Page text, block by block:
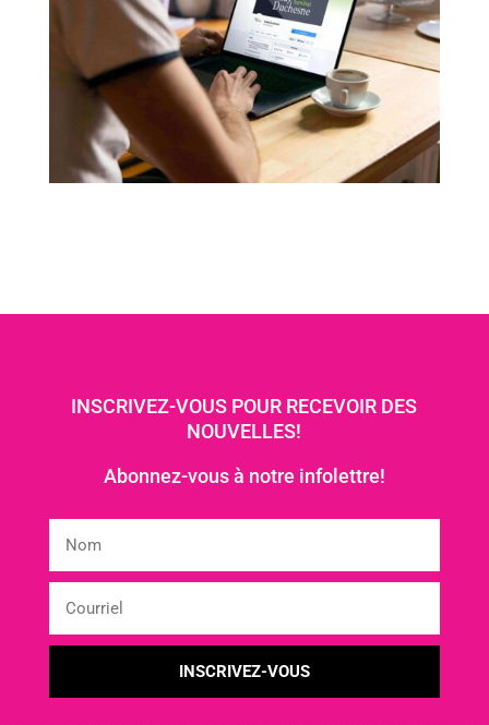
INSCRIVEZ-VOUS POUR RECEVOIR DES
NOUVELLES!
Abonnez-vous à notre infolettre!